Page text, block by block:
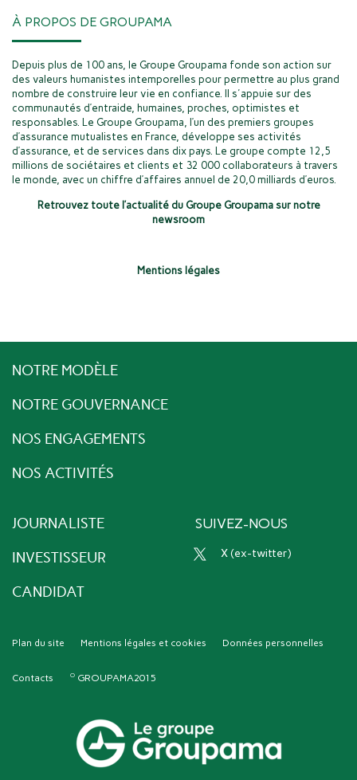
À PROPOS DE GROUPAMA
Depuis plus de 100 ans, le Groupe Groupama fonde son action sur
des valeurs humanistes intemporelles pour permettre au plus grand
nombre de construire leur vie en confiance. Il s'appuie sur des
communautés d’entraide, humaines, proches, optimistes et
responsables. Le Groupe Groupama, l’un des premiers groupes
d’assurance mutualistes en France, développe ses activités
d’assurance, et de services dans dix pays. Le groupe compte 12,5
millions de sociétaires et clients et 32 000 collaborateurs à travers
le monde, avec un chiffre d’affaires annuel de 20,0 milliards d’euros.
Retrouvez toute l’actualité du Groupe Groupama sur notre
newsroom
Mentions légales
NOTRE MODÈLE
NOTRE GOUVERNANCE
NOS ENGAGEMENTS
NOS ACTIVITÉS
JOURNALISTE
INVESTISSEUR
CANDIDAT
SUIVEZ-NOUS
x (ex-twitter)
Plan du site Mentions légales et cookies Données personnelles
Contacts GROUPAMA2015